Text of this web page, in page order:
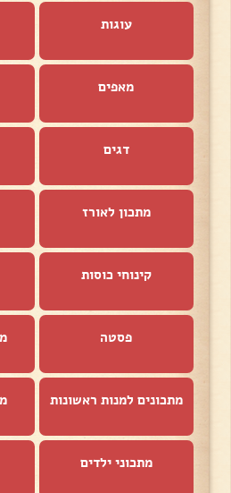
עוגות
מאפים
דגים
מתכון לאורז
קינוחי כוסות
פסטה
מתכונים למנות ראשונות
מתכוני ילדים